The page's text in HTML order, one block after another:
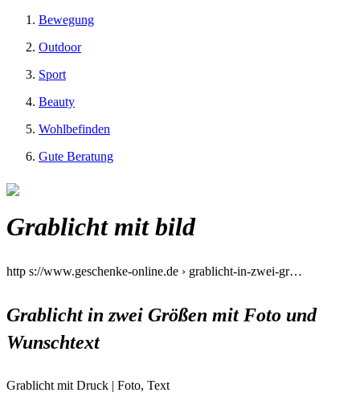
Bewegung
Outdoor
Sport
Beauty
Wohlbefinden
Gute Beratung
Grablicht mit bild
http s://www.geschenke-online.de › grablicht-in-zwei-gr…
Grablicht in zwei Größen mit Foto und
Wunschtext
Grablicht mit Druck | Foto, Text